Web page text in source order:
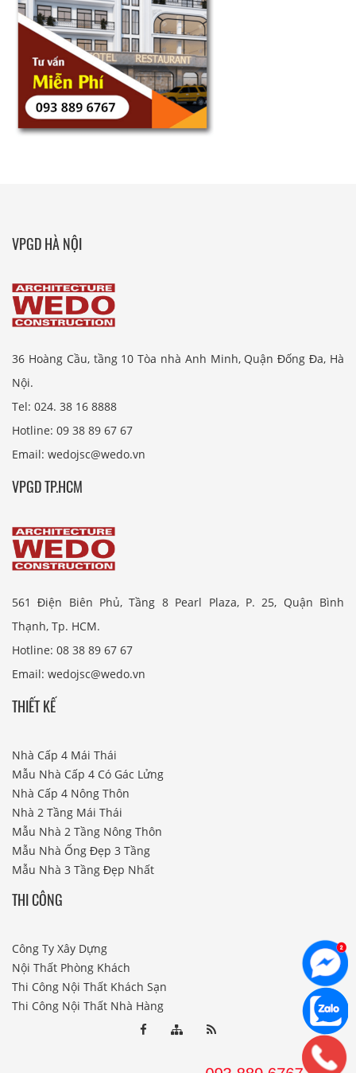
VPGD HÀ NỘI
36 Hoàng Cầu, tầng 10 Tòa nhà Anh Minh, Quận Đống Đa, Hà
Nội.
Tel: 024. 38 16 8888
Hotline: 09 38 89 67 67
Email: wedojsc@wedo.vn
VPGD TP.HCM
561 Điện Biên Phủ, Tầng 8 Pearl Plaza, P. 25, Quận Bình
Thạnh, Tp. HCM.
Hotline: 08 38 89 67 67
Email: wedojsc@wedo.vn
THIẾT KẾ
Nhà Cấp 4 Mái Thái
Mẫu Nhà Cấp 4 Có Gác Lửng
Nhà Cấp 4 Nông Thôn
Nhà 2 Tầng Mái Thái
Mẫu Nhà 2 Tầng Nông Thôn
Mẫu Nhà Ống Đẹp 3 Tầng
Mẫu Nhà 3 Tầng Đẹp Nhất
THI CÔNG
Công Ty Xây Dựng
Nội Thất Phòng Khách
Thi Công Nội Thất Khách Sạn
Thi Công Nội Thất Nhà Hàng